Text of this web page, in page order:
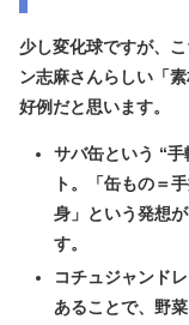
少し変化球ですが、
ン志麻さんらしい「
好例だと思います。
サバ缶という “
ト。「缶もの＝
身」という発想
す。
コチュジャンド
あることで、野